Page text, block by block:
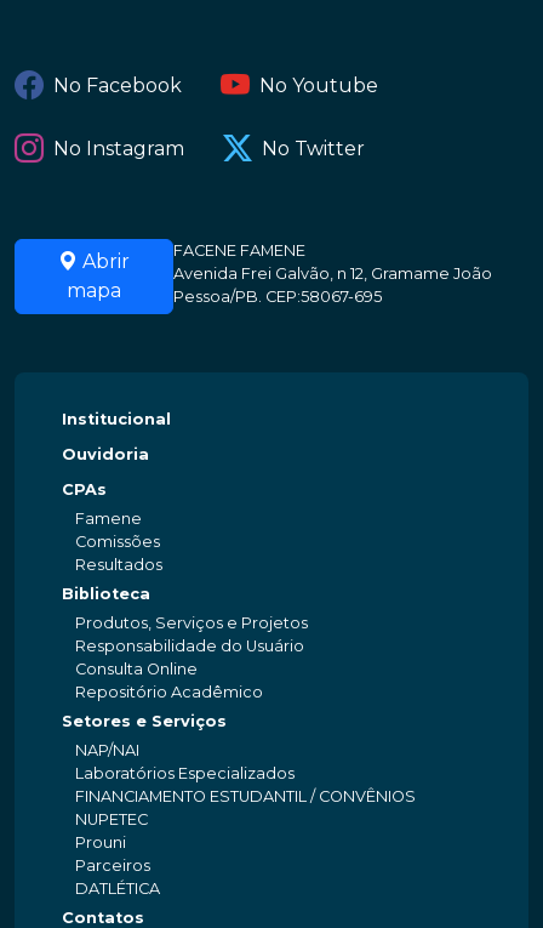
No Facebook No Youtube
No Instagram No Twitter
Abrir
mapa
FACENE FAMENE
Avenida Frei Galvão, n 12, Gramame João
Pessoa/PB. CEP:58067-695
Institucional
Ouvidoria
CPAs
Famene
Comissões
Resultados
Biblioteca
Produtos, Serviços e Projetos
Responsabilidade do Usuário
Consulta Online
Repositório Acadêmico
Setores e Serviços
NAP/NAI
Laboratórios Especializados
FINANCIAMENTO ESTUDANTIL / CONVÊNIOS
NUPETEC
Prouni
Parceiros
DATLÉTICA
Contatos